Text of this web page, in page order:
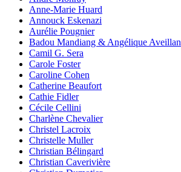
Anne-Marie Huard
Annouck Eskenazi
Aurélie Pougnier
Badou Mandiang & Angélique Aveillan
Camil G. Sera
Carole Foster
Caroline Cohen
Catherine Beaufort
Cathie Fidler
Cécile Cellini
Charlène Chevalier
Christel Lacroix
Christelle Muller
Christian Bélingard
Christian Caverivière